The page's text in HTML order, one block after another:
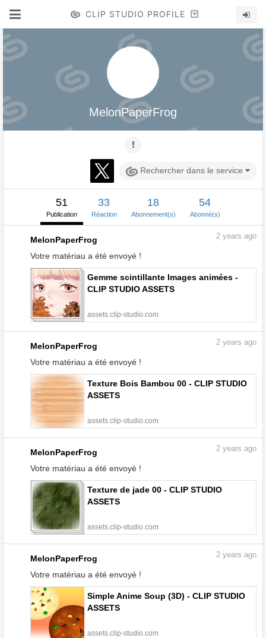
CLIP STUDIO PROFILE
MelonPaperFrog
Rechercher dans le service
51
Publication
33
Réaction
18
Abonnement(s)
54
Abonné(s)
MelonPaperFrog
Votre matériau a été envoyé !
2 years ago
Gemme scintillante Images animées -
CLIP STUDIO ASSETS
assets.clip-studio.com
MelonPaperFrog
Votre matériau a été envoyé !
2 years ago
Texture Bois Bambou 00 - CLIP STUDIO
ASSETS
assets.clip-studio.com
MelonPaperFrog
Votre matériau a été envoyé !
2 years ago
Texture de jade 00 - CLIP STUDIO
ASSETS
assets.clip-studio.com
MelonPaperFrog
Votre matériau a été envoyé !
2 years ago
Simple Anime Soup (3D) - CLIP STUDIO
ASSETS
assets.clip-studio.com